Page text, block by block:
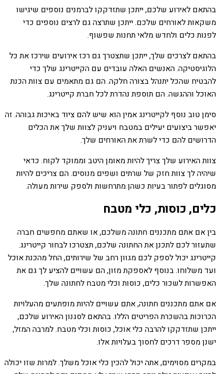
בהתאם לאירוע שלכם, ייתכן שתזדקקו לברמנים נוספים שיגישו
משקאות לאורחים שלכם. ייתכן שתרצה גם לרצים נוספים כדי
לפנות כלים ולחדש מלאי תחנות שפשוף.
בהתאם לצרכים שלך, ייתכן שתצטרך גם רכז אירועים שירכז את כל
הלוגיסטיקה. האנשים האלה עובדים עם הקייטרינג שלך כדי
להבטיח שהכל יתנהל בצורה חלקה. הם גם מתאמים עם צוות הכנת
האוכל וההגשה. הם תוספת נהדרת לכל חברת קייטרינג.
סימן טוב נוסף לקייטרינג אמין הוא שיש להם ציוד באיכות גבוהה. זה
יאפשר ביצועים יעילים במטבח ויעניק לצוות שלך את הכלים
הדרושים להם כדי לשרת את האורחים שלך.
צוות האירוע שלך צריך להיות מאומן היטב וממוקד לקוח. כדאי
שיהיה לך צוות חזק של שרתים ושפים מנוסים. הם צריכים להיות
מסוגלים לפתור בעיות כשהן מתרחשות ולספק שירות מעולה.
כלים, כוסות, כלי מטבח
בין אם אתם מתכננים חתונה משלכם, או שאתם מחפשים חברה
שתעזור לכם לתכנן את החתונה שלכם, תצטרכו לבחור קייטרינג.
קייטרינג יכול לספק לכם מגוון רחב של שירותים, החל מהכנת אוכל
ועד משלוחו. בנוסף לאספקת מזון, הם עשויים להציע לך גם את
האפשרות לשכור כלים, כוסות וכלי מטבח לחתונה שלך.
אם אתם מתכננים חתונה, אתם עשויים להיות מופתעים מהעלויות
הכרוכות בהשכרת הפריטים הללו. בהתאם לסגנון האירוע שלכם,
ייתכן שתזדקקו להרבה כלי אוכל, כוסות וכלי מטבח. למרבה המזל,
ישנן מספר דרכים לחסוך בעלויות אלו.
במקרים מסוימים, אתה יכול להכין כלי אוכל משלך. למרות שזו יכולה